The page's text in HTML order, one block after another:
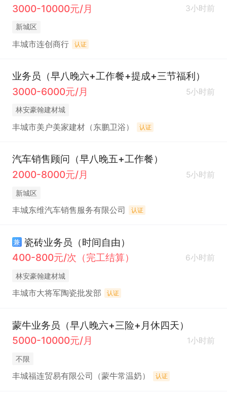
3000-10000元/月 3小时前
新城区
丰城市连创商行 认证
业务员（早八晚六+工作餐+提成+三节福利）
3000-6000元/月
5小时前
林安豪翰建材城
丰城市美户美家建材（东鹏卫浴） 认证
汽车销售顾问（早八晚五+工作餐）
2000-8000元/月
5小时前
新城区
丰城东维汽车销售服务有限公司 认证
兼 瓷砖业务员（时间自由）
400-800元/次（完工结算）
6小时前
林安豪翰建材城
丰城市大将军陶瓷批发部 认证
蒙牛业务员（早八晚六+三险+月休四天）
5000-10000元/月
1小时前
不限
丰城福连贸易有限公司（蒙牛常温奶） 认证